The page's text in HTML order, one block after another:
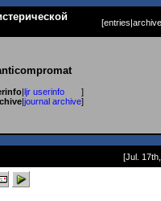
[entries|archive
| ljr userinfo
]
| journal archive]
[Jul.